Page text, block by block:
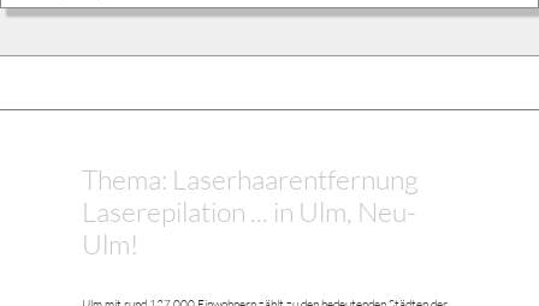
Thema: Laserhaarentfernung
Laserepilation ... in Ulm, Neu-
Ulm!